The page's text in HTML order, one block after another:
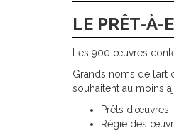
LE PRÊT-À-
Les 900 œuvres
Grands noms de
souhaitent au moins
Prêts d’œuvres
Régie des